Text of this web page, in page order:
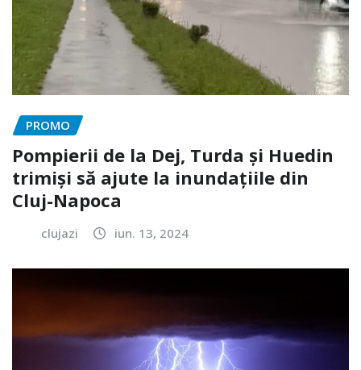
PROMO
Pompierii de la Dej, Turda și Huedin
trimiși să ajute la inundațiile din
Cluj-Napoca
clujazi iun. 13, 2024